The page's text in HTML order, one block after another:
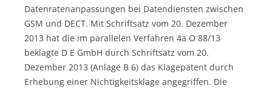
Datenratenanpassungen bei Datendiensten zwischen
GSM und DECT. Mit Schriftsatz vom 20. Dezember
2013 hat die im parallelen Verfahren 4a O 88/13
beklagte D E GmbH durch Schriftsatz vom 20.
Dezember 2013 (Anlage B 6) das Klagepatent durch
Erhebung einer Nichtigkeitsklage angegriffen. Die